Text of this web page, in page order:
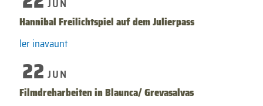
JUN
Hannibal Freilichtspiel auf dem Julierpass
ler inavaunt
22 JUN
Filmdreharbeiten in Blaunca/ Grevasalvas